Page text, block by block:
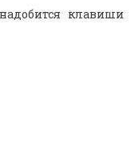
клавиши